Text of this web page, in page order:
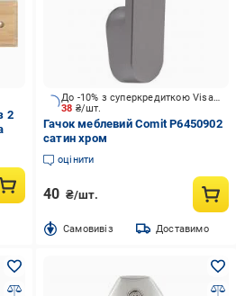
2
38 ₴/шт.
До -10% з суперкредиткою Visa Вигода
Гачок меблевий Comit P6450902
сатин хром
оцінити
40 ₴/шт.
Cамовивіз Доставимо